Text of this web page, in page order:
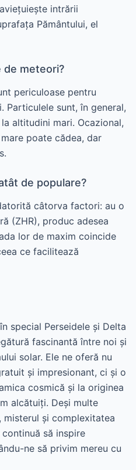
intrării
Pământului, el
de meteori?
periculoase pentru
Particulele sunt, în general,
altitudini mari. Ocazional,
poate cădea, dar
de populare?
câtorva factori: au o
(ZHR), produc adesea
lor de maxim coincide
ce facilitează
special Perseidele și Delta
fascinantă între noi și
solar. Ele ne oferă nu
și impresionant, ci și o
cosmică și la originea
alcătuiți. Deși multe
misterul și complexitatea
să inspire
ne să privim mereu cu